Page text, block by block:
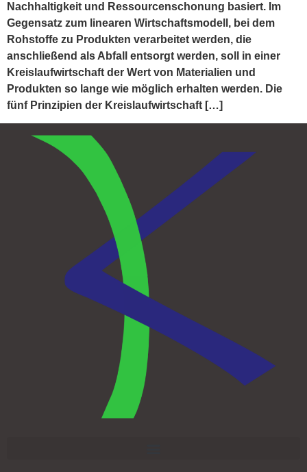
Nachhaltigkeit und Ressourcenschonung basiert. Im
Gegensatz zum linearen Wirtschaftsmodell, bei dem
Rohstoffe zu Produkten verarbeitet werden, die
anschließend als Abfall entsorgt werden, soll in einer
Kreislaufwirtschaft der Wert von Materialien und
Produkten so lange wie möglich erhalten werden. Die
fünf Prinzipien der Kreislaufwirtschaft […]